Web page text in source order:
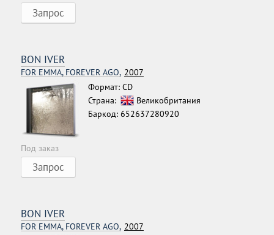
Запрос
BON IVER
FOR EMMA, FOREVER AGO, 2007
Формат: CD
Страна:
Великобритания
Баркод: 652637280920
Под заказ
Запрос
BON IVER
FOR EMMA, FOREVER AGO, 2007